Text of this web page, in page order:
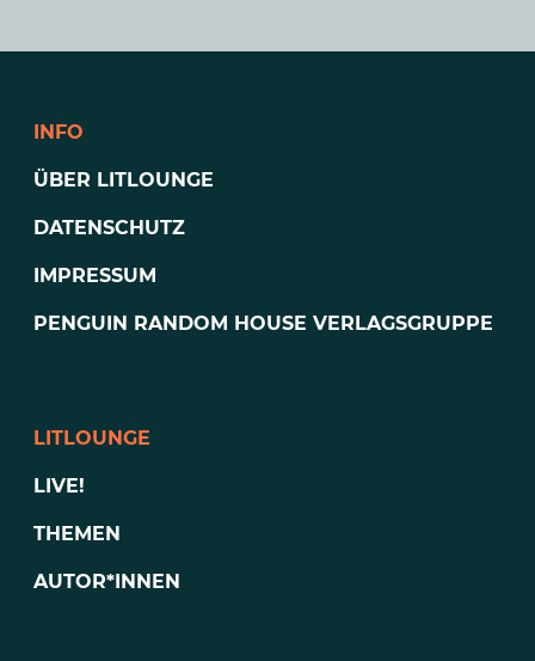
INFO
ÜBER LITLOUNGE
DATENSCHUTZ
IMPRESSUM
PENGUIN RANDOM HOUSE VERLAGSGRUPPE
LITLOUNGE
LIVE!
THEMEN
AUTOR*INNEN